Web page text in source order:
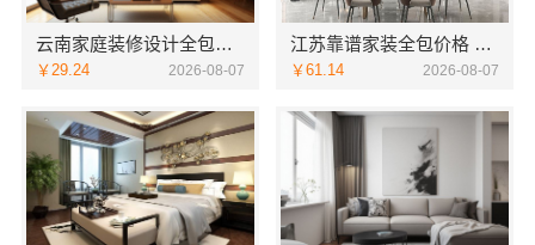
云南家庭装修设计全包价格，云南至高新型建材有限公司闭口合同
￥29.24 2026-08-07
江苏靠谱家装全包价格 常州宜居佳装饰闭口合同
￥61.14 2026-08-07